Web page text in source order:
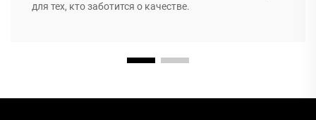
для тех, кто заботится о качестве.